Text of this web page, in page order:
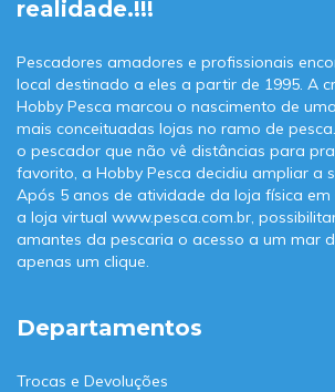
realidade.!!!
Pescadores amadores e profissionais
local destinado a eles a partir de 1995. A
Hobby Pesca marcou o nascimento de
mais conceituadas lojas no ramo de
o pescador que não vê distâncias para
favorito, a Hobby Pesca decidiu ampliar a
Após 5 anos de atividade da loja física em
a loja virtual www.pesca.com.br,
amantes da pescaria o acesso a um mar
apenas um clique.
Departamentos
Trocas e Devoluções